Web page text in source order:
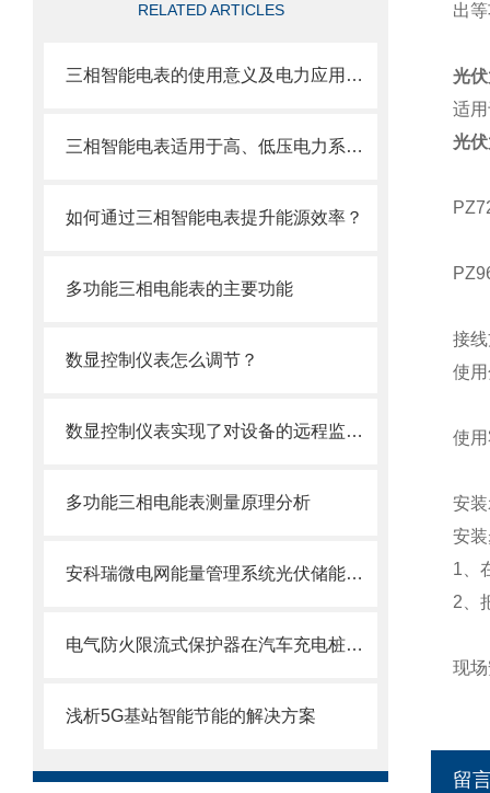
RELATED ARTICLES
三相智能电表的使用意义及电力应用价值
三相智能电表适用于高、低压电力系统中需要检测电力参数的场合
如何通过三相智能电表提升能源效率？
多功能三相电能表的主要功能
数显控制仪表怎么调节？
数显控制仪表实现了对设备的远程监测和数据管理等功能
多功能三相电能表测量原理分析
安科瑞微电网能量管理系统光伏储能风力一体化
电气防火限流式保护器在汽车充电桩中的应用
浅析5G基站智能节能的解决方案
出
光
适
光
接
使
使
安
安
1、
2、
现
留